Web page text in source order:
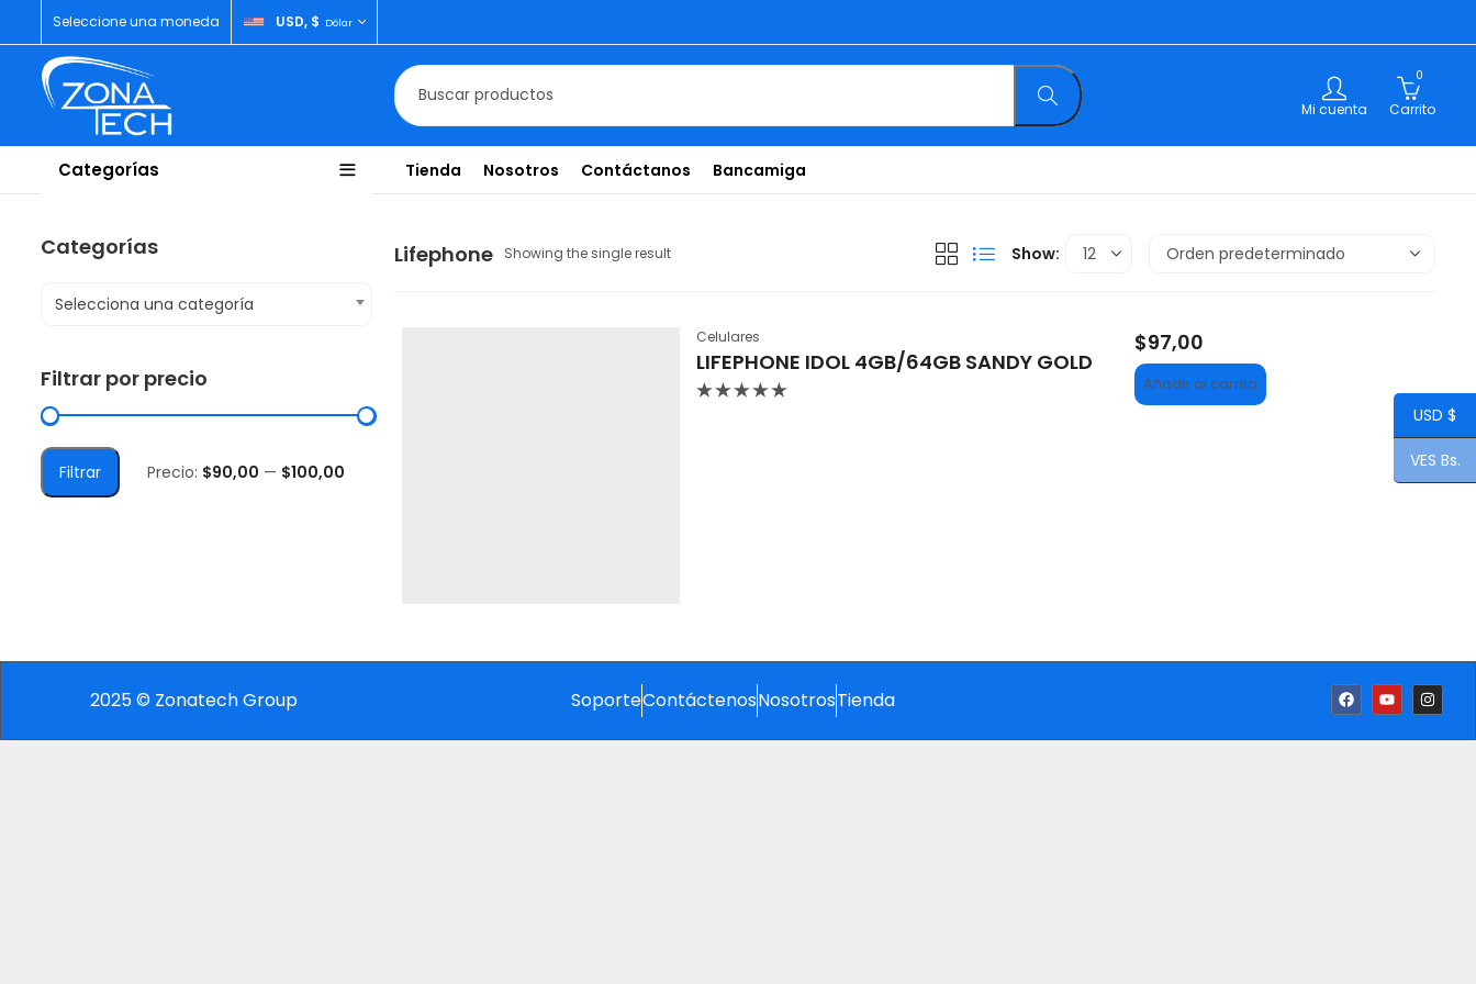
Seleccione una moneda USD, $ Dólar
Mi cuenta
0
Carrito
Categorías Tienda Nosotros Contáctanos Bancamiga
Lifephone Showing the single result Show:
Celulares
LIFEPHONE IDOL 4GB/64GB SANDY GOLD
$97,00
Añadir al carrito
Categorías
Selecciona una categoría
Filtrar por precio
Filtrar Precio: $90,00 — $100,00
2025 © Zonatech Group SoporteContáctenosNosotrosTienda
USD $
VES Bs.